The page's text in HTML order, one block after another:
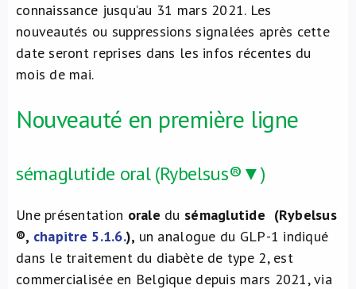
connaissance jusqu’au 31 mars 2021. Les
nouveautés ou suppressions signalées après cette
date seront reprises dans les infos récentes du
mois de mai.
Nouveauté en première ligne
sémaglutide oral (Rybelsus®▼)
Une présentation orale du sémaglutide (Rybelsus
®, chapitre 5.1.6.), un analogue du GLP-1 indiqué
dans le traitement du diabète de type 2, est
commercialisée en Belgique depuis mars 2021, via